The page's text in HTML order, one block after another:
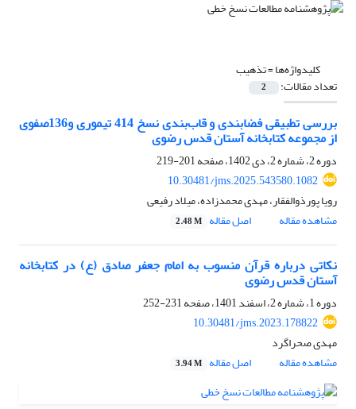
کلیدواژه‌ها =تذهیب
تعداد مقالات: 2
بررسی تطبیقی فضابندی و قاب‌بندی نسخ 414 تیموری و136صفوی
از مجموعه کتابخانه آستان قدس رضوی
دوره 2، شماره 2، دی 1402، صفحه
201-219
10.30481/jms.2025.543580.1082
رویا پورذوالفقار، مهدی محمدزاده، میلاد رفیعی
مشاهده مقاله
اصل مقاله 2.48 M
نکاتی درباره قرآن منسوب به امام جعفر صادق (ع) در کتابخانه
آستان قدس رضوی
دوره 1، شماره 2، اسفند 1401، صفحه
231-252
10.30481/jms.2023.178822
مهدی صحراگرد
مشاهده مقاله
اصل مقاله 3.94 M